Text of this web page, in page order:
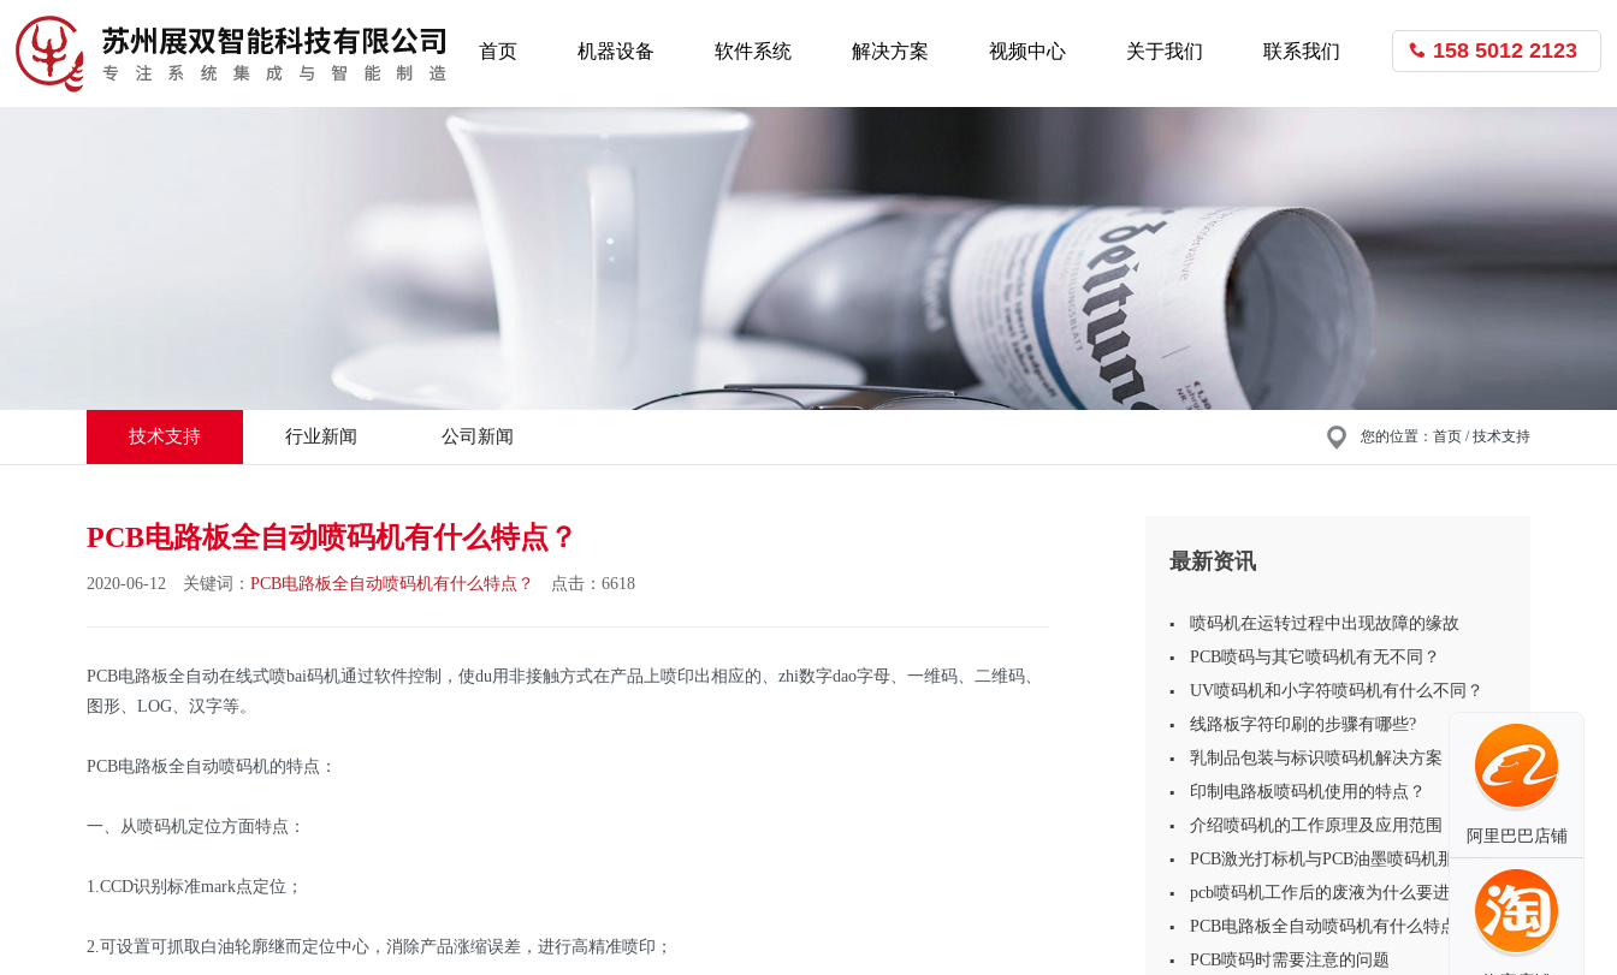
158 5012 2123
首页 机器设备 软件系统 解决方案 视频中心 关于我们 联系我们
技术支持 行业新闻 公司新闻 您的位置： 首页 / 技术支持
PCB电路板全自动喷码机有什么特点？
2020-06-12 关键词： PCB电路板全自动喷码机有什么特点？ 点击：6618
PCB电路板全自动在线式喷bai码机通过软件控制，使du用非接触方式在产品上喷印出相应的、zhi数字dao字母、一维码、二维码、
图形、LOG、汉字等。
PCB电路板全自动喷码机的特点：
一、从喷码机定位方面特点：
1.CCD识别标准mark点定位；
2.可设置可抓取白油轮廓继而定位中心，消除产品涨缩误差，进行高精准喷印；
最新资讯
喷码机在运转过程中出现故障的缘故
PCB喷码与其它喷码机有无不同？
UV喷码机和小字符喷码机有什么不同？
线路板字符印刷的步骤有哪些?
乳制品包装与标识喷码机解决方案
印制电路板喷码机使用的特点？
介绍喷码机的工作原理及应用范围
PCB激光打标机与PCB油墨喷码机那个效果
更为显著？
pcb喷码机工作后的废液为什么要进行处
理?
PCB电路板全自动喷码机有什么特点？
PCB喷码时需要注意的问题
阿里巴巴店铺